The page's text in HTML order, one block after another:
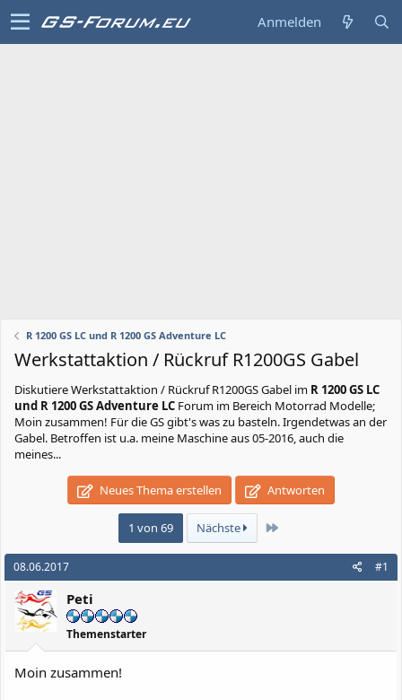
Anmelden
R 1200 GS LC und R 1200 GS Adventure LC
Werkstattaktion / Rückruf R1200GS Gabel
DiskutiereWerkstattaktion / Rückruf R1200GS Gabel im R 1200 GS LC
und R 1200 GS Adventure LC Forum im Bereich Motorrad Modelle;
Moin zusammen! Für die GS gibt's was zu basteln. Irgendetwas an der
Gabel. Betroffen ist u.a. meine Maschine aus 05-2016, auch die
meines...
Neues Thema erstellen Antworten
1 von 69 Nächste Letzte
08.06.2017 #1
Peti
Themenstarter
Moin zusammen!